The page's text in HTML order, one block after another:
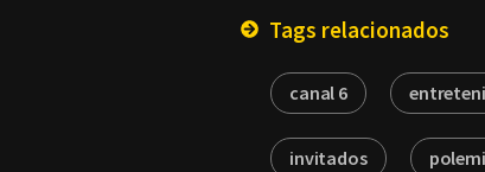
Tags relacionados
canal 6
invitados